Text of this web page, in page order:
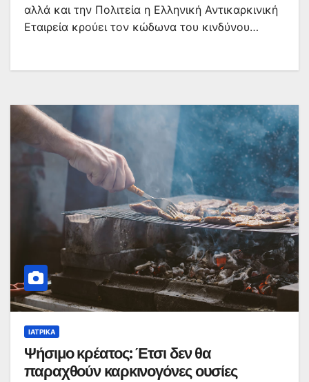
αλλά και την Πολιτεία η Ελληνική Αντικαρκινική
Εταιρεία κρούει τον κώδωνα του κινδύνου…
ΙΑΤΡΙΚΆ
Ψήσιμο κρέατος: Έτσι δεν θα
παραχθούν καρκινογόνες ουσίες